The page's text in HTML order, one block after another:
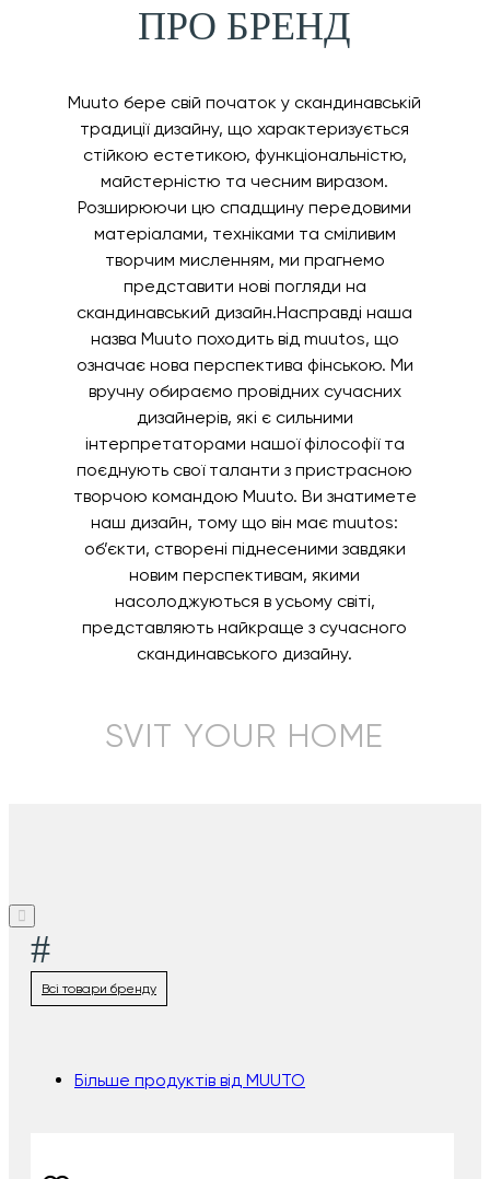
ПРО БРЕНД
Muuto бере свій початок у скандинавській
традиції дизайну, що характеризується
стійкою естетикою, функціональністю,
майстерністю та чесним виразом.
Розширюючи цю спадщину передовими
матеріалами, техніками та сміливим
творчим мисленням, ми прагнемо
представити нові погляди на
скандинавський дизайн.Насправді наша
назва Muuto походить від muutos, що
означає нова перспектива фінською. Ми
вручну обираємо провідних сучасних
дизайнерів, які є сильними
інтерпретаторами нашої філософії та
поєднують свої таланти з пристрасною
творчою командою Muuto. Ви знатимете
наш дизайн, тому що він має muutos:
об’єкти, створені піднесеними завдяки
новим перспективам, якими
насолоджуються в усьому світі,
представляють найкраще з сучасного
скандинавського дизайну.
SVIT YOUR HOME
#
Всі товари бренду
Більше продуктів від MUUTO